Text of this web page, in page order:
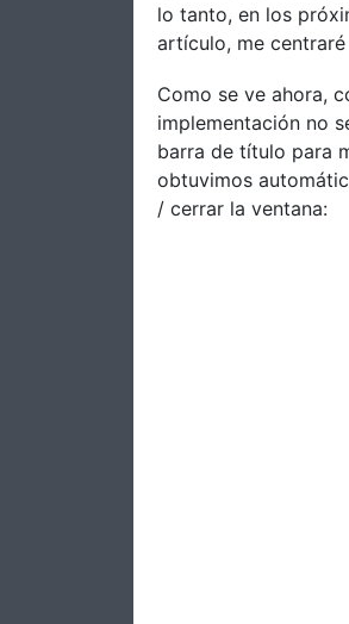
lo tanto, en los
artículo, me
Como se ve ahora,
implementación no
barra de título para
obtuvimos
/ cerrar la ventana: